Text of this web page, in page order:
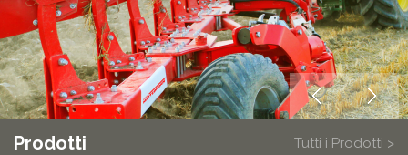
Prodotti Tutti i Prodotti >